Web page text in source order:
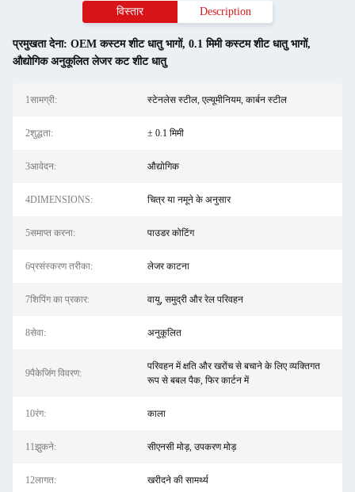
विस्तार Description
प्रमुखता देना: OEM कस्टम शीट धातु भागों, 0.1 मिमी कस्टम शीट धातु भागों,
औद्योगिक अनुकूलित लेजर कट शीट धातु
1सामग्री: स्टेनलेस स्टील, एल्यूमीनियम, कार्बन स्टील
2शुद्धता: ± 0.1 मिमी
3आवेदन: औद्योगिक
4DIMENSIONS: चित्र या नमूने के अनुसार
5समाप्त करना: पाउडर कोटिंग
6प्रसंस्करण तरीका: लेजर काटना
7शिपिंग का प्रकार: वायु, समुद्री और रेल परिवहन
8सेवा: अनुकूलित
9पैकेजिंग विवरण:
परिवहन में क्षति और खरोंच से बचाने के लिए व्यक्तिगत
रूप से बबल पैक, फिर कार्टन में
10रंग: काला
11झुकने: सीएनसी मोड़, उपकरण मोड़
12लागत: खरीदने की सामर्थ्य